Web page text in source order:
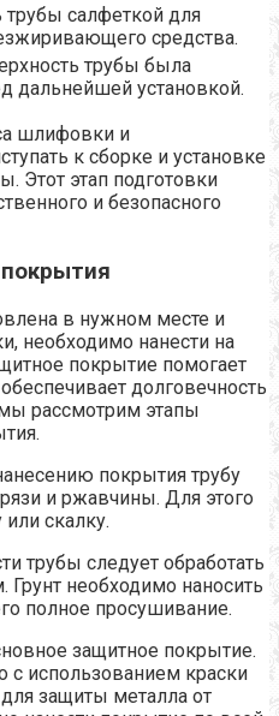
трубы салфеткой для
средства.
трубы была
дальнейшей установкой.
шлифовки и
к сборке и установке
Этот этап подготовки
и безопасного
в нужном месте и
необходимо нанести на
покрытие помогает
долговечность
рассмотрим этапы
покрытия трубу
и ржавчины. Для этого
скалку.
трубы следует обработать
необходимо наносить
полное просушивание.
защитное покрытие.
использованием краски
защиты металла от